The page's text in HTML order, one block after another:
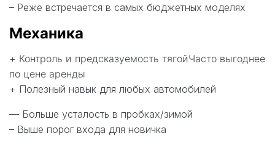
– Реже встречается в самых бюджетных моделях
Механика
+ Контроль и предсказуемость тягойЧасто выгоднее
по цене аренды
+ Полезный навык для любых автомобилей
— Больше усталость в пробках/зимой
– Выше порог входа для новичка